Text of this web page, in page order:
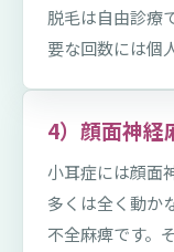
脱毛は自由診療
要な回数には個
4）顔面神経
小耳症には顔面
多くは全く動か
不全麻痺です。